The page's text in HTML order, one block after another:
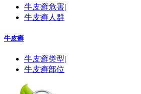
牛皮癣危害|
牛皮癣人群
牛皮癣
牛皮癣类型|
牛皮癣部位